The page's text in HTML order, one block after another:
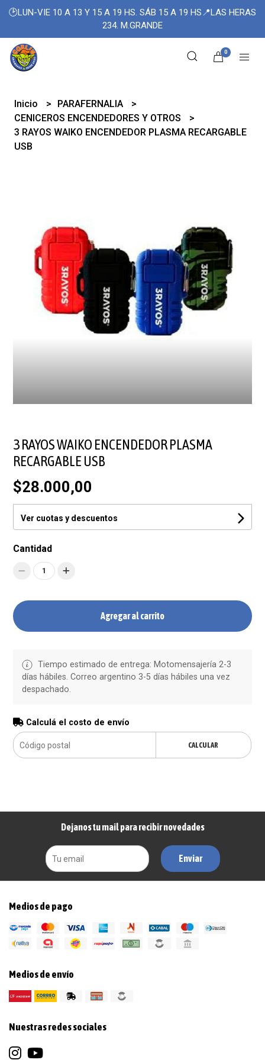
🕑LUN-VIE 10 A 13 Y 15 A 19 HS. SÁB 15 A 19 HS📍LAS HERAS
234. M.GRANDE
0
Inicio
PARAFERNALIA
CENICEROS ENCENDEDORES Y OTROS
3 RAYOS WAIKO ENCENDEDOR PLASMA RECARGABLE
USB
3 RAYOS WAIKO ENCENDEDOR PLASMA
RECARGABLE USB
$28.000,00
Ver cuotas y descuentos
Cantidad
1
Agregar al carrito
Tiempo estimado de entrega: Motomensajería 2-3
días hábiles. Correo argentino 3-5 días hábiles una vez
despachado.
Calculá el costo de envío
CALCULAR
Dejanos tu mail para recibir novedades
Enviar
Medios de pago
Medios de envío
Nuestras redes sociales